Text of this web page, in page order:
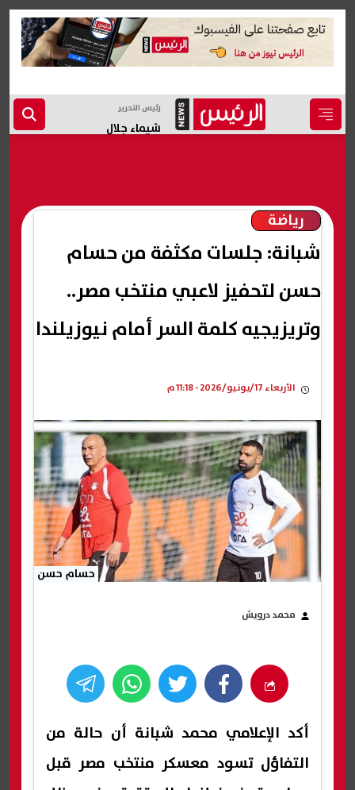
رئيس التحرير
شيماء جلال
رياضة
شبانة: جلسات مكثفة من حسام
حسن لتحفيز لاعبي منتخب مصر..
وتريزيجيه كلمة السر أمام نيوزيلندا
الأربعاء 17/يونيو/2026 - 11:18 م
حسام حسن
محمد درويش
أكد الإعلامي محمد شبانة أن حالة من
التفاؤل تسود معسكر منتخب مصر قبل